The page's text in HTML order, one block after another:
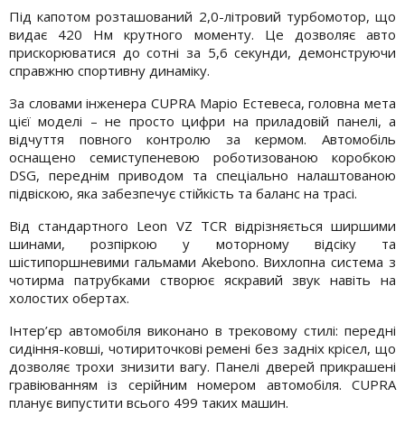
Під капотом розташований 2,0-літровий турбомотор, що
видає 420 Нм крутного моменту. Це дозволяє авто
прискорюватися до сотні за 5,6 секунди, демонструючи
справжню спортивну динаміку.
За словами інженера CUPRA Маріо Естевеса, головна мета
цієї моделі – не просто цифри на приладовій панелі, а
відчуття повного контролю за кермом. Автомобіль
оснащено семиступеневою роботизованою коробкою
DSG, переднім приводом та спеціально налаштованою
підвіскою, яка забезпечує стійкість та баланс на трасі.
Від стандартного Leon VZ TCR відрізняється ширшими
шинами, розпіркою у моторному відсіку та
шістипоршневими гальмами Akebono. Вихлопна система з
чотирма патрубками створює яскравий звук навіть на
холостих обертах.
Інтер’єр автомобіля виконано в трековому стилі: передні
сидіння-ковші, чотириточкові ремені без задніх крісел, що
дозволяє трохи знизити вагу. Панелі дверей прикрашені
гравіюванням із серійним номером автомобіля. CUPRA
планує випустити всього 499 таких машин.